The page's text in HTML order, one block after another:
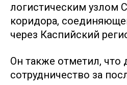
логистическим узлом
коридора,
через Каспийский
Он также отметил, что
сотрудничество за